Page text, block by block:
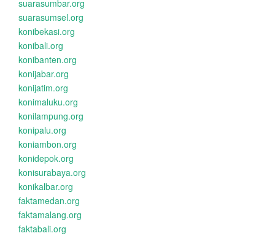
suarasumbar.org
suarasumsel.org
konibekasi.org
konibali.org
konibanten.org
konijabar.org
konijatim.org
konimaluku.org
konilampung.org
konipalu.org
koniambon.org
konidepok.org
konisurabaya.org
konikalbar.org
faktamedan.org
faktamalang.org
faktabali.org